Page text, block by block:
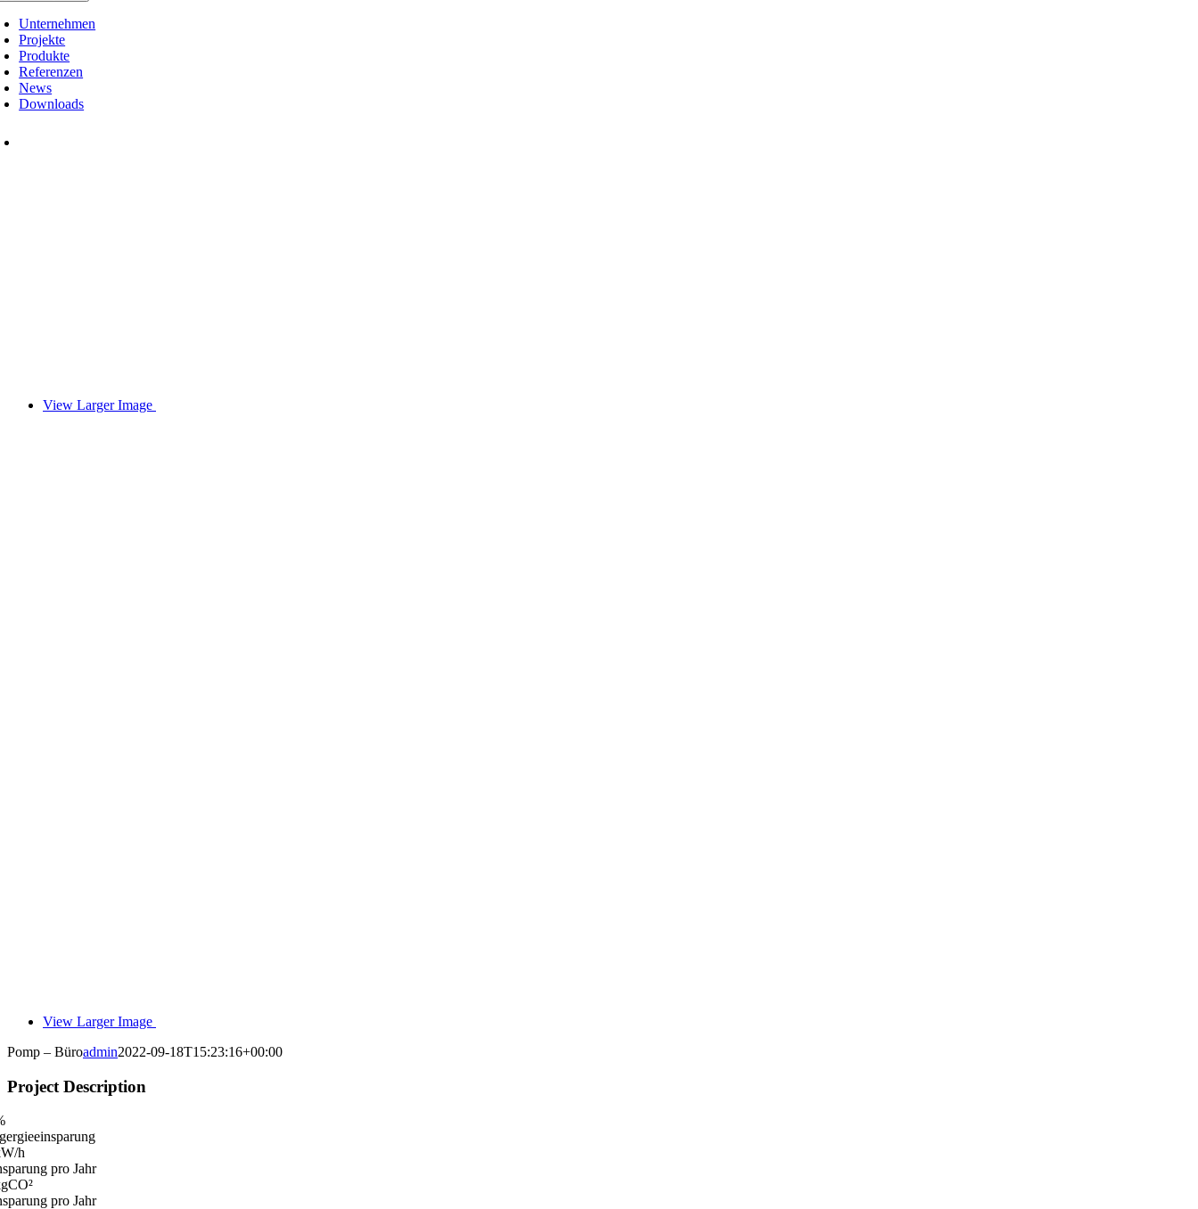
Unternehmen
Projekte
Produkte
Referenzen
News
Downloads
View Larger Image
View Larger Image
Pomp – Büroadmin2022-09-18T15:23:16+00:00
Project Description
h
pro Jahr
pro Jahr